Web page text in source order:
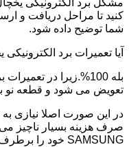
مشکل برد الکترونیکی
کنید تا مراحل دریافت و
شما توضیح داده شود.
آیا تعمیرات برد
بله 100%.زیرا در
تعویض می شود و قطعه نو
در این صورت اصلا نیازی به
صرف هزینه بسیار ناچیز می
SAMSUNG خود را برطرف نمایید.